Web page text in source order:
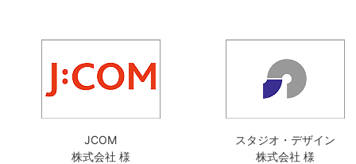
JCOM
株式会社 様
スタジオ・デザイン
株式会社 様